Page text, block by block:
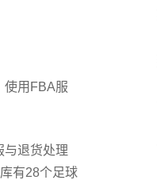
使用FBA服
与退货处理
有28个足球